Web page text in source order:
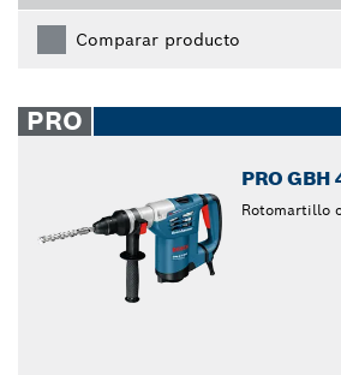
Comparar producto
PRO
PRO GBH
Rotomartillo